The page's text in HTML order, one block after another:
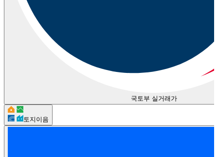
국토부 실거래가
토지이음